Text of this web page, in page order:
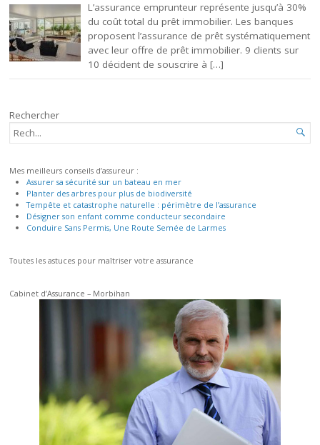
L’assurance emprunteur représente jusqu’à 30%
du coût total du prêt immobilier. Les banques
proposent l’assurance de prêt systématiquement
avec leur offre de prêt immobilier. 9 clients sur
10 décident de souscrire à […]
Rechercher
RECHERCHER...

Mes meilleurs conseils d’assureur :
Assurer sa sécurité sur un bateau en mer
Planter des arbres pour plus de biodiversité
Tempête et catastrophe naturelle : périmètre de l’assurance
Désigner son enfant comme conducteur secondaire
Conduire Sans Permis, Une Route Semée de Larmes
Toutes les astuces pour maîtriser votre assurance
Cabinet d’Assurance – Morbihan